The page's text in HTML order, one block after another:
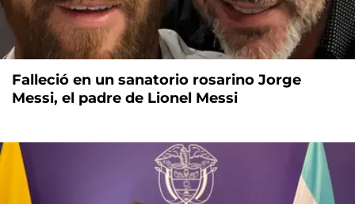
Falleció en un sanatorio rosarino Jorge
Messi, el padre de Lionel Messi